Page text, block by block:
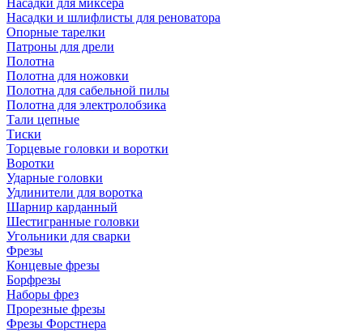
Насадки для миксера
Насадки и шлифлисты для реноватора
Опорные тарелки
Патроны для дрели
Полотна
Полотна для ножовки
Полотна для сабельной пилы
Полотна для электролобзика
Тали цепные
Тиски
Торцевые головки и воротки
Воротки
Ударные головки
Удлинители для воротка
Шарнир карданный
Шестигранные головки
Угольники для сварки
Фрезы
Концевые фрезы
Борфрезы
Наборы фрез
Прорезные фрезы
Фрезы Форстнера